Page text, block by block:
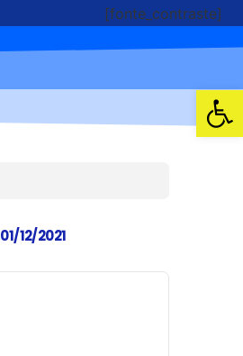
Abrir
[fonte_contraste]
01/12/2021